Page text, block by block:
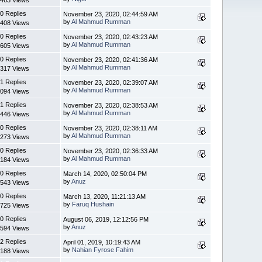
0 Replies
Views
November 23, 2020, 02:44:59 AM
byAl Mahmud Rumman
0 Replies
Views
November 23, 2020, 02:43:23 AM
byAl Mahmud Rumman
0 Replies
Views
November 23, 2020, 02:41:36 AM
byAl Mahmud Rumman
1 Replies
Views
November 23, 2020, 02:39:07 AM
byAl Mahmud Rumman
1 Replies
Views
November 23, 2020, 02:38:53 AM
byAl Mahmud Rumman
0 Replies
Views
November 23, 2020, 02:38:11 AM
byAl Mahmud Rumman
0 Replies
Views
November 23, 2020, 02:36:33 AM
byAl Mahmud Rumman
0 Replies
Views
March 14, 2020, 02:50:04 PM
byAnuz
0 Replies
Views
March 13, 2020, 11:21:13 AM
by Faruq Hushain
0 Replies
Views
August 06, 2019, 12:12:56 PM
byAnuz
2 Replies
Views
April 01, 2019, 10:19:43 AM
by Nahian Fyrose Fahim